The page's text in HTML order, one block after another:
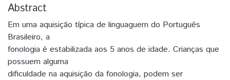
Abstract
Em uma aquisição típica de linguaguem do Português
Brasileiro, a
fonologia é estabilizada aos 5 anos de idade. Crianças que
possuem alguma
dificuldade na aquisição da fonologia, podem ser